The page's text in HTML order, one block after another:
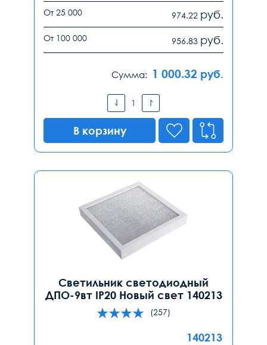
От 25 000 974.22 руб.
От 100 000 956.83 руб.
Сумма: 1 000.32 руб.
В корзину
Светильник светодиодный
ДПО-9вт IP20 Новый свет 140213
(257)
140213